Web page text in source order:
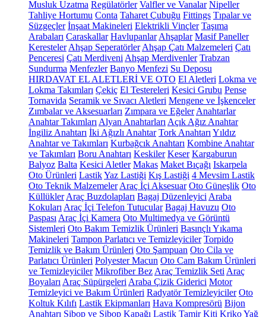
Musluk Uzatma Regülatörler Valfler ve Vanalar Nipeller
Tahliye Hortumu Conta Taharet Çubuğu Fittings Tıpalar ve
Süzgeçler İnşaat Makineleri Elektrikli Vinçler Taşıma
Arabaları Caraskallar Havlupanlar Ahşaplar Masif Paneller
Keresteler Ahşap Seperatörler Ahşap Çatı Malzemeleri Çatı
Penceresi Çatı Merdiveni Ahşap Merdivenler Trabzan
Sundurma Menfezler Banyo Menfezi Su Deposu
HIRDAVAT EL ALETLERİ VE OTO El Aletleri Lokma ve
Lokma Takımları Çekiç El Testereleri Kesici Grubu Pense
Tornavida Seramik ve Sıvacı Aletleri Mengene ve İşkenceler
Zımbalar ve Aksesuarları Zımpara ve Eğeler Anahtarlar
Anahtar Takımları Alyan Anahtarları Açık Ağız Anahtar
İngiliz Anahtarı İki Ağızlı Anahtar Tork Anahtarı Yıldız
Anahtar ve Takımları Kurbağcık Anahtarı Kombine Anahtar
ve Takımları Boru Anahtarı Keskiler Keser Kargaburun
Balyoz Balta Kesici Aletler Makas Maket Bıçağı Iskarpela
Oto Ürünleri LastikYaz Lastiği Kış Lastiği 4 Mevsim Lastik
Oto Teknik Malzemeler Araç İçi Aksesuar Oto Güneşlik Oto
Küllükler Araç Buzdolapları Bagaj Düzenleyici Araba
Kokuları Araç İçi Telefon Tutucular Bagaj Havuzu Oto
Paspası Araç İçi Kamera Oto Multimedya ve Görüntü
Sistemleri Oto Bakım Temizlik Ürünleri Basınçlı Yıkama
Makineleri Tampon Parlatıcı ve Temizleyiciler Torpido
Temizlik ve Bakım Ürünleri Oto Şampuan Oto Cila ve
Parlatıcı Ürünleri Polyester Macun Oto Cam Bakım Ürünleri
ve Temizleyiciler Mikrofiber Bez Araç Temizlik Seti Araç
Boyaları Araç Süpürgeleri Araba Çizik Giderici Motor
Temizleyici ve Bakım Ürünleri Radyatör Temizleyiciler Oto
Koltuk Kılıfı Lastik Ekipmanları Hava Kompresörü Bijon
Anahtarı Sibop ve Sibop Kapağı Lastik Tamir Kiti KrikoYağ